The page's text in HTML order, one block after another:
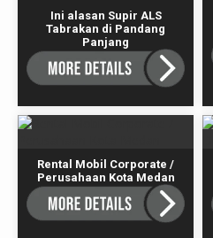
Ini alasan Supir ALS
Tabrakan di Pandang
Panjang
Rental Mobil Corporate /
Perusahaan Kota Medan